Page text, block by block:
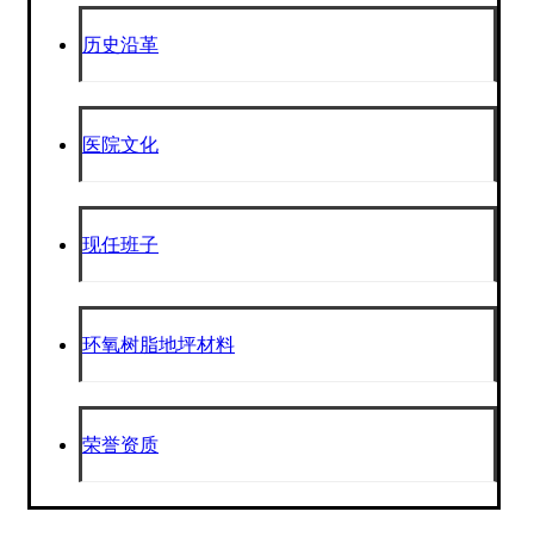
历史沿革
医院文化
现任班子
环氧树脂地坪材料
荣誉资质